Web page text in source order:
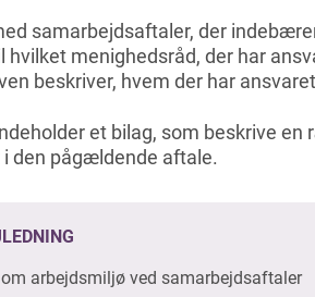
samarbejdsaftaler, der
hvilket menighedsråd, der har
beskriver, hvem der har
et bilag, som beskrive
den pågældende aftale.
arbejdsmiljø ved samarbejdsaftaler